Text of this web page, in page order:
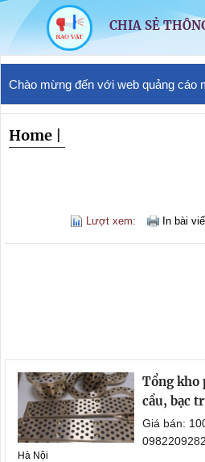
CHIA SẺ
Chào mừng đến với web quảng cáo
Home
Lượt xem: In bài
Tổng kho
cầu, bạc
Giá bán:
Hà Nội